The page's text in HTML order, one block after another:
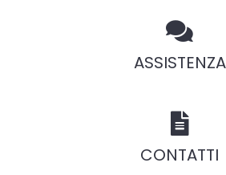
ASSISTENZA
CONTATTI